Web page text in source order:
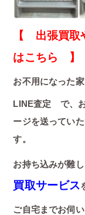
【 出張買取
はこちら 】
お不用になった
LINE査定 で、
ージを送ってい
す。
お持ち込みが難
買取サービス
ご自宅までお伺